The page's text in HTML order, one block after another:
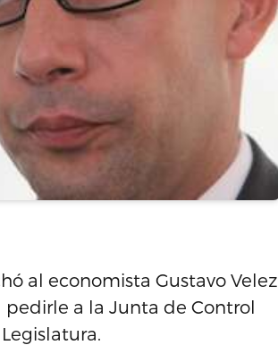
al economista Gustavo Velez
pedirle a la Junta de Control